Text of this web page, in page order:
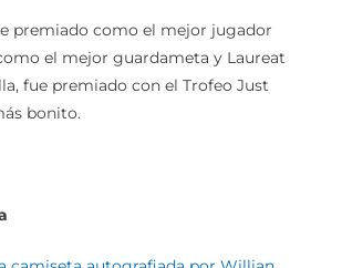
premiado como el mejor jugador
el mejor guardameta y Laureat
fue premiado con el Trofeo Just
bonito.